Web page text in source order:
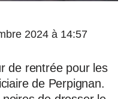
2024 à 14:57
de rentrée pour les
de Perpignan.